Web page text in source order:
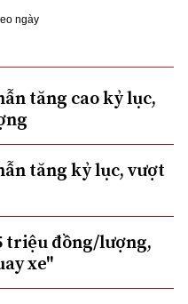
ngày
tăng cao kỷ lục,
tăng kỷ lục, vượt
triệu đồng/lượng,
xe"